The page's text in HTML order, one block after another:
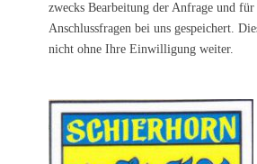
zwecks Bearbeitung der Anfrage und
Anschlussfragen bei uns gespeichert.
nicht ohne Ihre Einwilligung weiter.